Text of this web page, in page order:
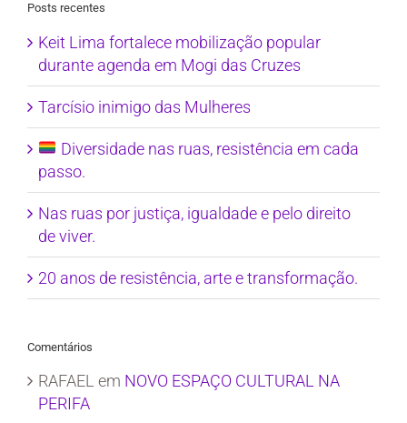
Posts recentes
Keit Lima fortalece mobilização popular
durante agenda em Mogi das Cruzes
Tarcísio inimigo das Mulheres
Diversidade nas ruas, resistência em cada
passo.
Nas ruas por justiça, igualdade e pelo direito
de viver.
20 anos de resistência, arte e transformação.
Comentários
RAFAEL em NOVO ESPAÇO CULTURAL NA
PERIFA